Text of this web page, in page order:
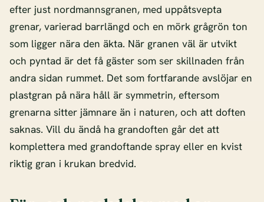
efter just nordmannsgranen, med uppåtsvepta
grenar, varierad barrlängd och en mörk grågrön ton
som ligger nära den äkta. När granen väl är utvikt
och pyntad är det få gäster som ser skillnaden från
andra sidan rummet. Det som fortfarande avslöjar en
plastgran på nära håll är symmetrin, eftersom
grenarna sitter jämnare än i naturen, och att doften
saknas. Vill du ändå ha grandoften går det att
komplettera med grandoftande spray eller en kvist
riktig gran i krukan bredvid.